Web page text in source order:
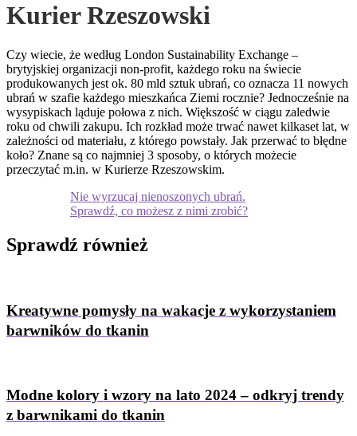
Kurier Rzeszowski
Czy wiecie, że według London Sustainability Exchange –
brytyjskiej organizacji non-profit, każdego roku na świecie
produkowanych jest ok. 80 mld sztuk ubrań, co oznacza 11 nowych
ubrań w szafie każdego mieszkańca Ziemi rocznie? Jednocześnie na
wysypiskach ląduje połowa z nich. Większość w ciągu zaledwie
roku od chwili zakupu. Ich rozkład może trwać nawet kilkaset lat, w
zależności od materiału, z którego powstały. Jak przerwać to błędne
koło? Znane są co najmniej 3 sposoby, o których możecie
przeczytać m.in. w Kurierze Rzeszowskim.
Nie wyrzucaj nienoszonych ubrań.
Sprawdź, co możesz z nimi zrobić?
Sprawdź również
Kreatywne pomysły na wakacje z wykorzystaniem
barwników do tkanin
Modne kolory i wzory na lato 2024 – odkryj trendy
z barwnikami do tkanin